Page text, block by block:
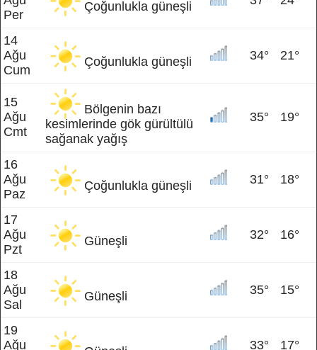
Per
Çoğunlukla güneşli
14
Ağu
Cum
Çoğunlukla güneşli 34° 21°
15
Ağu
Cmt
Bölgenin bazı
kesimlerinde gök gürültülü
sağanak yağış
35° 19°
16
Ağu
Paz
Çoğunlukla güneşli 31° 18°
17
Ağu
Pzt
Güneşli 32° 16°
18
Ağu
Sal
Güneşli 35° 15°
19
Ağu
33° 17°